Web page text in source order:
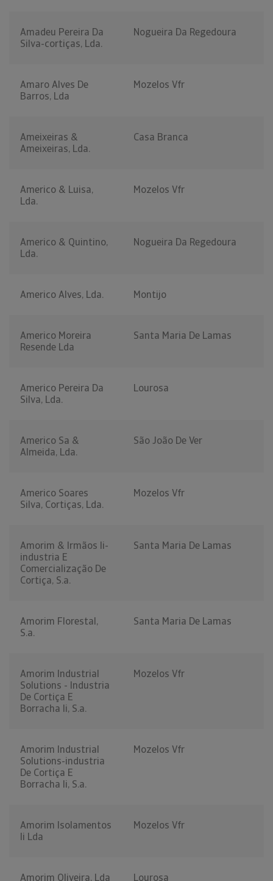
Amadeu Pereira Da
Silva-cortiças, Lda.
Nogueira Da Regedoura
Amaro Alves De
Barros, Lda
Mozelos Vfr
Ameixeiras &
Ameixeiras, Lda.
Casa Branca
Americo & Luisa,
Lda.
Mozelos Vfr
Americo & Quintino,
Lda.
Nogueira Da Regedoura
Americo Alves, Lda. Montijo
Americo Moreira
Resende Lda
Santa Maria De Lamas
Americo Pereira Da
Silva, Lda.
Lourosa
Americo Sa &
Almeida, Lda.
São João De Ver
Americo Soares
Silva, Cortiças, Lda.
Mozelos Vfr
Amorim & Irmãos Ii-
industria E
Comercialização De
Cortiça, S.a.
Santa Maria De Lamas
Amorim Florestal,
S.a.
Santa Maria De Lamas
Amorim Industrial
Solutions - Industria
De Cortiça E
Borracha Ii, S.a.
Mozelos Vfr
Amorim Industrial
Solutions-industria
De Cortiça E
Borracha Ii, S.a.
Mozelos Vfr
Amorim Isolamentos
Ii Lda
Mozelos Vfr
Amorim Oliveira, Lda Lourosa